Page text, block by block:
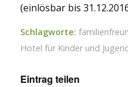
(einlösbar bis
Schlagworte:
Hotel für Kinder und
Eintrag teilen